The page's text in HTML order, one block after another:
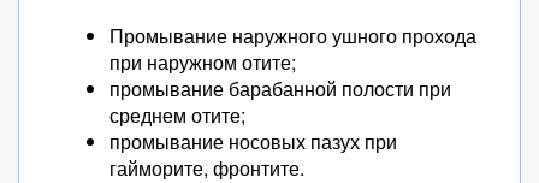
Промывание наружного ушного прохода
при наружном отите;
промывание барабанной полости при
среднем отите;
промывание носовых пазух при
гайморите, фронтите.